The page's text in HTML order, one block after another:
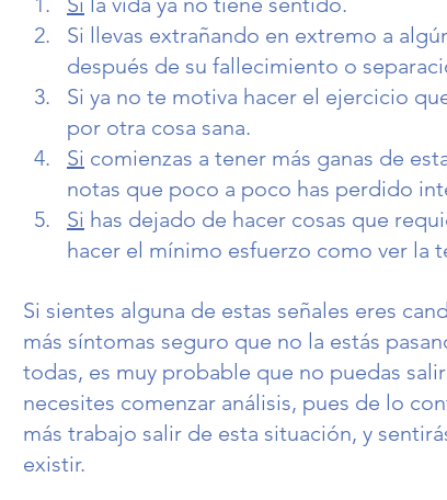
Si llevas extrañando en extremo a
después de su fallecimiento o
Si ya no te motiva hacer el ejercicio
por otra cosa sana.
Si comienzas a tener más ganas de
notas que poco a poco has perdido
Si has dejado de hacer cosas que
hacer el mínimo esfuerzo como ver la
Si sientes alguna de estas señales eres
más síntomas seguro que no la estás
todas, es muy probable que no puedas
necesites comenzar análisis, pues de lo
más trabajo salir de esta situación, y
existir.